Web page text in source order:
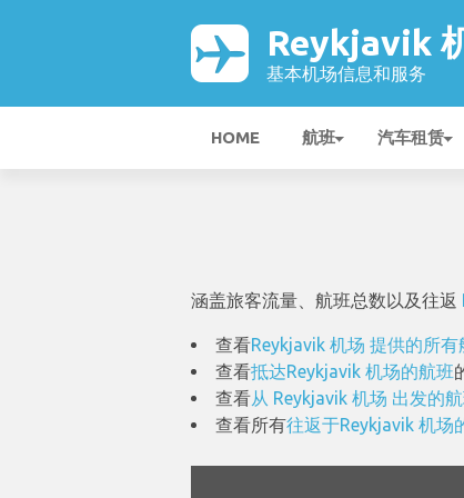
Reykjavik
基本机场信息和服务
HOME 航班 汽车租赁
涵盖旅客流量、航班总数以及往返
查看Reykjavik 机场 提供的所
查看抵达Reykjavik 机场的航班
查看从 Reykjavik 机场 出发的
查看所有往返于Reykjavik 机场